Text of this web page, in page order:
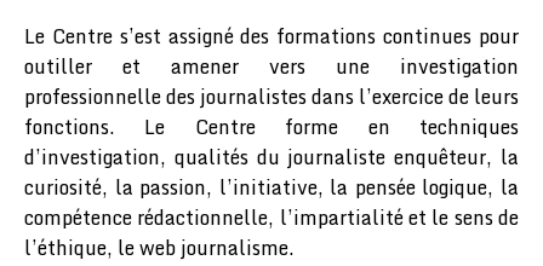
Le Centre s’est assigné des formations continues pour
outiller et amener vers une investigation
professionnelle des journalistes dans l’exercice de leurs
fonctions. Le Centre forme en techniques
d’investigation, qualités du journaliste enquêteur, la
curiosité, la passion, l’initiative, la pensée logique, la
compétence rédactionnelle, l’impartialité et le sens de
l’éthique, le web journalisme.